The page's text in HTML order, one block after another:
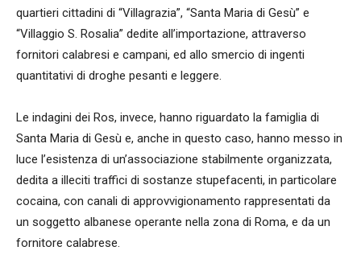
quartieri cittadini di “Villagrazia”, “Santa Maria di Gesù” e
“Villaggio S. Rosalia” dedite all’importazione, attraverso
fornitori calabresi e campani, ed allo smercio di ingenti
quantitativi di droghe pesanti e leggere.
Le indagini dei Ros, invece, hanno riguardato la famiglia di
Santa Maria di Gesù e, anche in questo caso, hanno messo in
luce l’esistenza di un’associazione stabilmente organizzata,
dedita a illeciti traffici di sostanze stupefacenti, in particolare
cocaina, con canali di approvvigionamento rappresentati da
un soggetto albanese operante nella zona di Roma, e da un
fornitore calabrese.